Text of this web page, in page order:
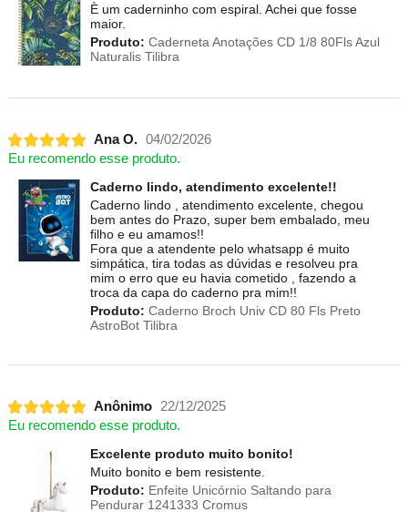
È um caderninho com espiral. Achei que fosse
maior.
Produto: Caderneta Anotações CD 1/8 80Fls Azul
Naturalis Tilibra
Ana O. 04/02/2026
Eu recomendo esse produto.
Caderno lindo, atendimento excelente!!
Caderno lindo , atendimento excelente, chegou
bem antes do Prazo, super bem embalado, meu
filho e eu amamos!!
Fora que a atendente pelo whatsapp é muito
simpática, tira todas as dúvidas e resolveu pra
mim o erro que eu havia cometido , fazendo a
troca da capa do caderno pra mim!!
Produto: Caderno Broch Univ CD 80 Fls Preto
AstroBot Tilibra
Anônimo
22/12/2025
Eu recomendo esse produto.
Excelente produto muito bonito!
Muito bonito e bem resistente.
Produto: Enfeite Unicórnio Saltando para
Pendurar 1241333 Cromus